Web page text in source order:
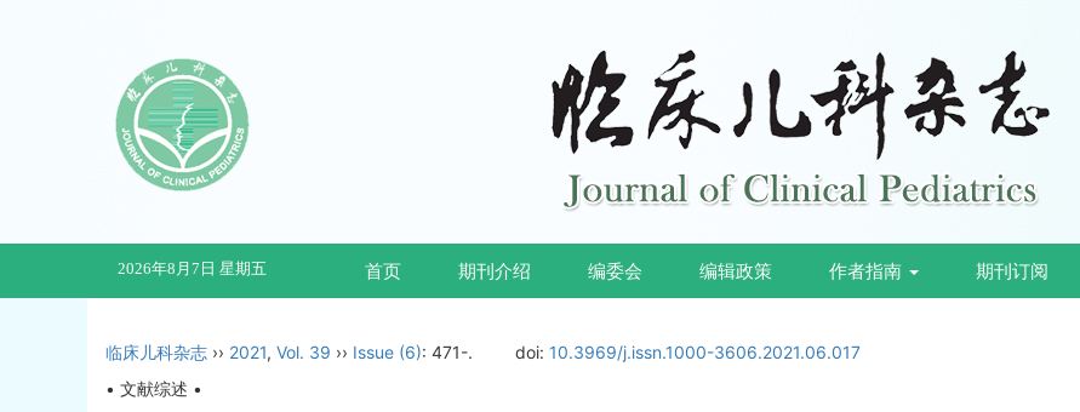
2026年8月7日 星期五 首页 期刊介绍 编委会 编辑政策 作者指南 期刊订阅
临床儿科杂志 ›› 2021, Vol. 39 ›› Issue (6): 471-. doi: 10.3969/j.issn.1000-3606.2021.06.017
• 文献综述 •